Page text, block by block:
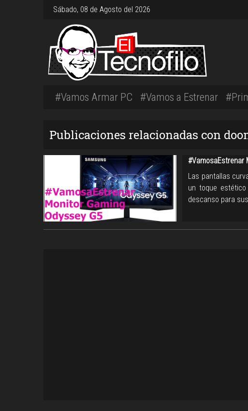
Sábado, 08 de Agosto del 2026
#Vamos Armar PC #Vamos a Estrenar
Publicaciones relacionadas con
#VamosaEstrenar
Las pantallas
un toque
descanso para